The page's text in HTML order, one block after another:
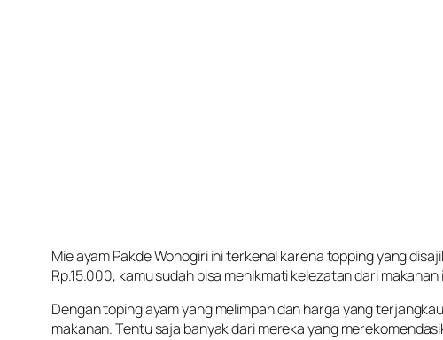
Mie ayam Pakde Wonogiri ini terkenal karena topping yang
Rp.15.000, kamu sudah bisa menikmati kelezatan dari makanan
Dengan toping ayam yang melimpah dan harga yang
makanan. Tentu saja banyak dari mereka yang